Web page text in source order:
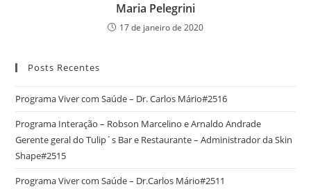
Maria Pelegrini
17 de janeiro de 2020
Posts Recentes
Programa Viver com Saúde – Dr. Carlos Mário#2516
Programa Interação – Robson Marcelino e Arnaldo Andrade
Gerente geral do Tulip´s Bar e Restaurante – Administrador da Skin
Shape#2515
Programa Viver com Saúde – Dr.Carlos Mário#2511